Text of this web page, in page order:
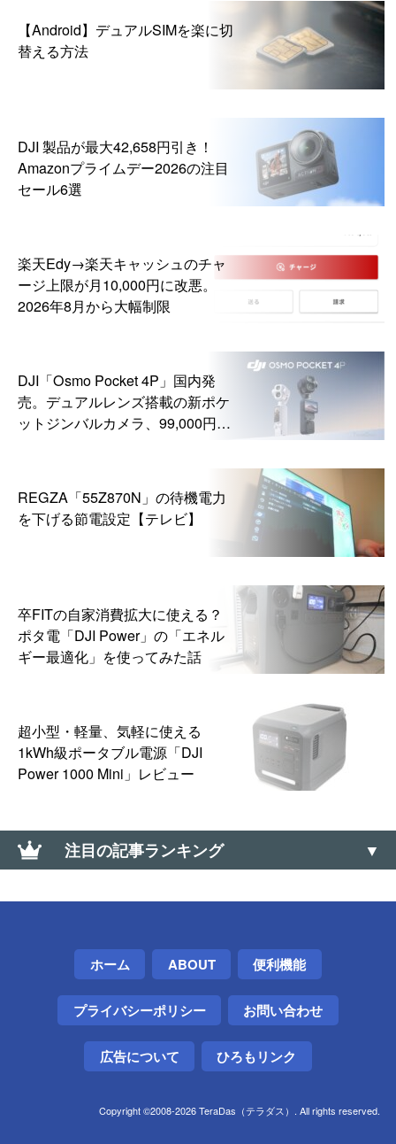
【Android】デュアルSIMを楽に切
替える方法
DJI 製品が最大42,658円引き！
Amazonプライムデー2026の注目
セール6選
楽天Edy→楽天キャッシュのチャ
ージ上限が月10,000円に改悪。
2026年8月から大幅制限
DJI「Osmo Pocket 4P」国内発
売。デュアルレンズ搭載の新ポケ
ットジンバルカメラ、99,000円か
REGZA「55Z870N」の待機電力
を下げる節電設定【テレビ】
卒FITの自家消費拡大に使える？
ポタ電「DJI Power」の「エネル
ギー最適化」を使ってみた話
超小型・軽量、気軽に使える
1kWh級ポータブル電源「DJI
Power 1000 Mini」レビュー
注目の記事ランキング
【0570】高額な「ナビダイヤル」に安く電話を掛け
る方法【通話料】
「12人の少年が13人になっちゃう画像」のトリック
ホーム ABOUT 便利機能
プライバシーポリシー お問い合わせ
広告について ひろもリンク
Copyright ©2008-2026 TeraDas（テラダス）. All rights reserved.